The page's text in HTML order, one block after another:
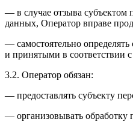
— в случае отзыва субъектом
данных, Оператор вправе
— самостоятельно
и принятыми в соответствии
3.2. Оператор обязан:
— предоставлять субъекту
— организовывать обработку